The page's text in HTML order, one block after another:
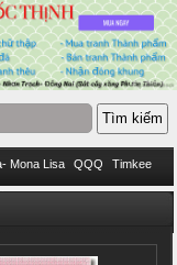
Mona Lisa QQQ Timkee